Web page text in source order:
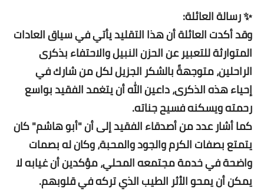
✨ رسالة العائلة:
وقد أكدت العائلة أن هذا التقليد يأتي في سياق العادات
المتوارثة للتعبير عن الحزن النبيل والاحتفاء بذكرى
الراحلين، متوجهةً بالشكر الجزيل لكل من شارك في
إحياء هذه الذكرى، داعين الله أن يتغمد الفقيد بواسع
رحمته ويسكنه فسيح جناته.
كما أشار عدد من أصدقاء الفقيد إلى أن "أبو هاشم" كان
يتمتع بصفات الكرم والجود والمحبة، وكان له بصمات
واضحة في خدمة مجتمعه المحلي، مؤكدين أن غيابه لا
يمكن أن يمحو الأثر الطيب الذي تركه في قلوبهم.